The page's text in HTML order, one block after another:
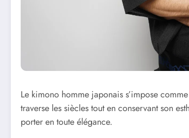
Le kimono homme japonais s’impose
traverse les siècles tout en conservant son
porter en toute élégance.